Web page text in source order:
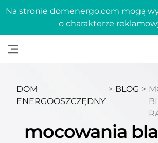
Na stronie domenergo.com mogą
o charakterze
DOM
ENERGOOSZCZĘDNY
> BLOG >
mocowania